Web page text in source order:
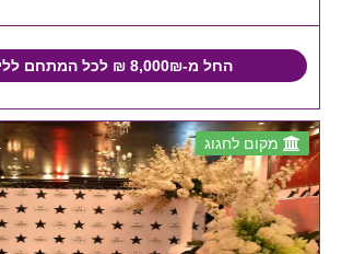
החל מ-8,000₪ ₪ לכל המתחם ללילה
מקום לחגוג